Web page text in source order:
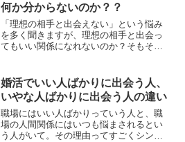
何か分からないのか？？
「理想の相手と出会えない」という悩み
を多く聞きますが、理想の相手と出会っ
てもいい関係になれないのか？そもそも
婚活でいい人ばかりに出会う人、
いやな人ばかりに出会う人の違い
職場にはいい人ばかりっていう人と、職
場の人間関係にはいつも悩まされるとい
う人がいて。その理由ってすごくシンプ